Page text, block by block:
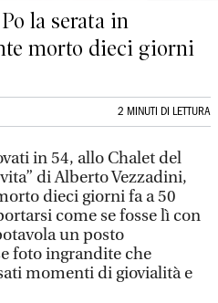
la serata in
morto dieci giorni
2 MINUTI DI LETTURA
in 54, allo Chalet del
di Alberto Vezzadini,
dieci giorni fa a 50
come se fosse lì con
un posto
foto ingrandite che
momenti di giovialità e